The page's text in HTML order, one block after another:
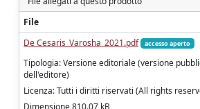
File
De Cesaris_Varosha_2021.pdf
accesso aperto
Tipologia: Versione editoriale (versione
dell'editore)
Licenza: Tutti i diritti riservati (All rights